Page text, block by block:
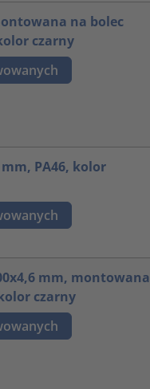
na bolec
czarny
PA46, kolor
mm, montowana
czarny